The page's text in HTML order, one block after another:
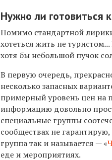
Нужно ли готовиться
Помимо стандартной
хотеться жить не
хотя бы небольшой пучок
В первую очередь,
несколько запасных
примерный уровень цен на
информацию довольно
специальные группы
сообществах не
группа так и называется — «
еде и мероприятиях.